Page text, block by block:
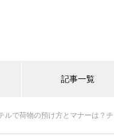
記事一覧
ルで荷物の預け方とマナーは？